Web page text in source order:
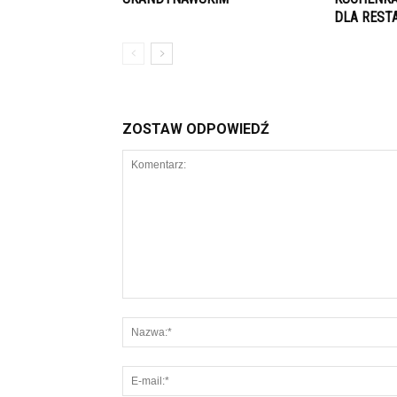
DLA
ZOSTAW ODPOWIEDŹ